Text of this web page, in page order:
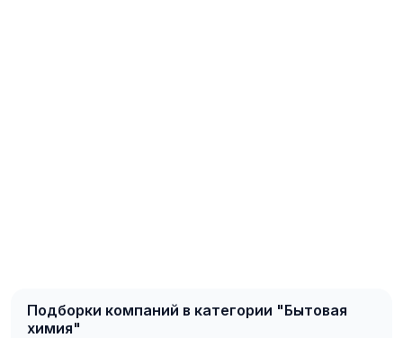
Подборки компаний в категории "Бытовая
химия"